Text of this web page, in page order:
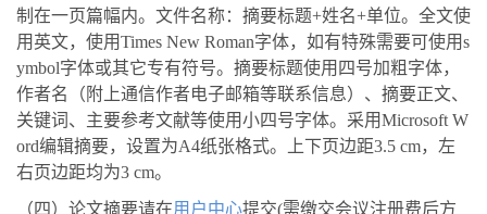
制在一页篇幅内。 文件名称：摘要标题+姓名+单位。 全文使
用英文，使用Times New Roman字体，如有特殊需要可使用s
ymbol字体或其它专有符号。摘要标题使用四号加粗字体，
作者名（附上通信作者电子邮箱等联系信息）、摘要正文、
关键词、主要参考文献等使用小四号字体。采用Microsoft W
ord编辑摘要，设置为A4纸张格式。上下页边距3.5 cm，左
右页边距均为3 cm。
（四）论文摘要请在用户中心提交(需缴交会议注册费后方